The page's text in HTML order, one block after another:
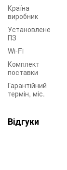
Країна-
виробник
Установлене
ПЗ
Wi-Fi
Комплект
поставки
Гарантійний
термін, міс.
Відгуки